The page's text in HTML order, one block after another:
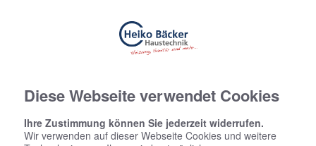
Diese Webseite verwendet Cookies
Ihre Zustimmung können Sie jederzeit widerrufen.
Wir verwenden auf dieser Webseite Cookies und weitere